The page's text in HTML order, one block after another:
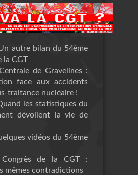
autre bilan du 54ème
la CGT
de Gravelines :
face aux accidents
traitance nucléaire !
les statistiques du
dévoilent la vie de
vidéos du 54ème
de la CGT :
mêmes contradictions